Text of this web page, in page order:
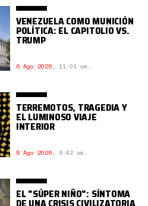
VENEZUELA COMO MUNICIÓN
POLÍTICA: EL CAPITOLIO VS.
TRUMP
6 Ago 2026, 11:01 am.
TERREMOTOS, TRAGEDIA Y
EL LUMINOSO VIAJE
INTERIOR
5 Ago 2026, 9:42 am.
EL "SÚPER NIÑO": SÍNTOMA